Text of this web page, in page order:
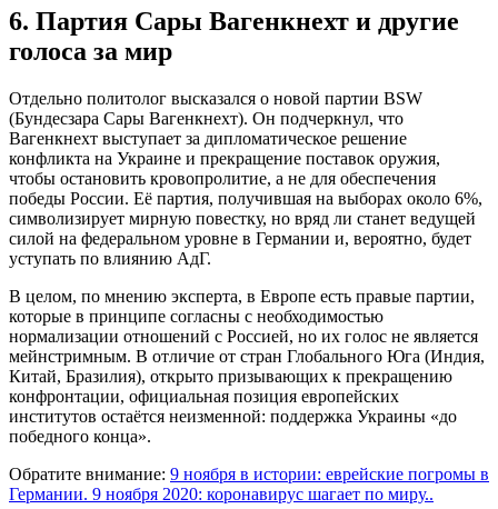
6. Партия Сары Вагенкнехт и другие
голоса за мир
Отдельно политолог высказался о новой партии BSW
(Бундесзара Сары Вагенкнехт). Он подчеркнул, что
Вагенкнехт выступает за дипломатическое решение
конфликта на Украине и прекращение поставок оружия,
чтобы остановить кровопролитие, а не для обеспечения
победы России. Её партия, получившая на выборах около 6%,
символизирует мирную повестку, но вряд ли станет ведущей
силой на федеральном уровне в Германии и, вероятно, будет
уступать по влиянию АдГ.
В целом, по мнению эксперта, в Европе есть правые партии,
которые в принципе согласны с необходимостью
нормализации отношений с Россией, но их голос не является
мейнстримным. В отличие от стран Глобального Юга (Индия,
Китай, Бразилия), открыто призывающих к прекращению
конфронтации, официальная позиция европейских
институтов остаётся неизменной: поддержка Украины «до
победного конца».
Обратите внимание: 9 ноября в истории: еврейские погромы в
Германии. 9 ноября 2020: коронавирус шагает по миру..